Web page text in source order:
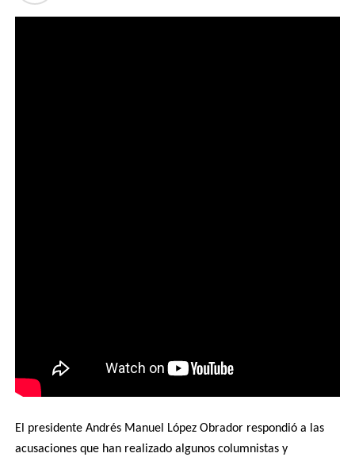
El presidente Andrés Manuel López Obrador respondió a las
acusaciones que han realizado algunos columnistas y